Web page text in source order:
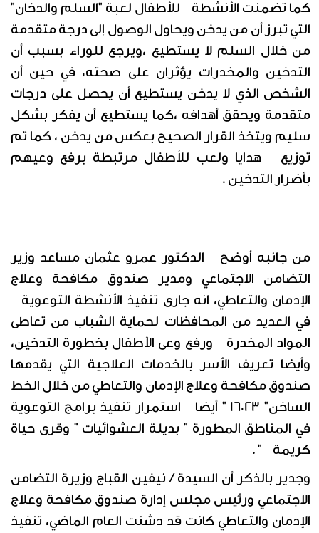
كما تضمنت الأنشطة للأطفال لعبة "السلم والدخان"
التي تبرز أن من يدخن ويحاول الوصول إلى درجة متقدمة
من خلال السلم لا يستطيع ،ويرجع للوراء بسبب أن
التدخين والمخدرات يؤثران على صحته، في حين أن
الشخص الذي لا يدخن يستطيع أن يحصل على درجات
متقدمة ويحقق أهدافه ،كما يستطيع أن يفكر بشكل
سليم ويتخذ القرار الصحيح بعكس من يدخن ، كما تم
توزيع هدايا ولعب للأطفال مرتبطة برفع وعيهم
بأضرار التدخين .
من جانبه أوضح الدكتور عمرو عثمان مساعد وزير
التضامن الاجتماعي ومدير صندوق مكافحة وعلاج
الإدمان والتعاطي، انه جارى تنفيذ الأنشطة التوعوية
في العديد من المحافظات لحماية الشباب من تعاطى
المواد المخدرة ورفع وعى الأطفال بخطورة التدخين،
وأيضا تعريف الأسر بالخدمات العلاجية التي يقدمها
صندوق مكافحة وعلاج الإدمان والتعاطي من خلال الخط
الساخن" 16023 " أيضا استمرار تنفيذ برامج التوعوية
في المناطق المطورة " بديلة العشوائيات " وقرى حياة
كريمة " .
وجدير بالذكر أن السيدة / نيفين القباج وزيرة التضامن
الاجتماعي ورئيس مجلس إدارة صندوق مكافحة وعلاج
الإدمان والتعاطي كانت قد دشنت العام الماضي، تنفيذ